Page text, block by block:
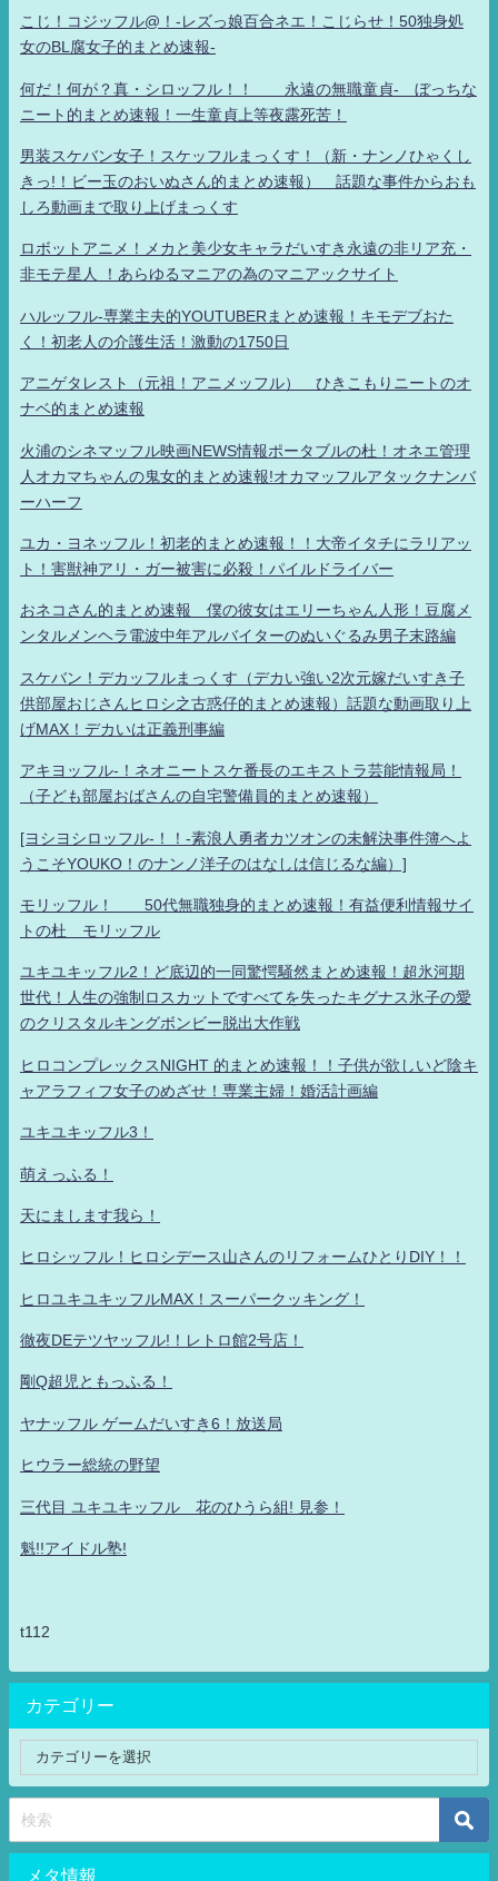
こじ！コジッフル@！-レズっ娘百合ネエ！こじらせ！50独身処
女のBL腐女子的まとめ速報-
何だ！何が？真・シロッフル！！ 永遠の無職童貞- ぼっちな
ニート的まとめ速報！一生童貞上等夜露死苦！
男装スケバン女子！スケッフルまっくす！（新・ナンノひゃくし
きっ!！ビー玉のおいぬさん的まとめ速報） 話題な事件からおも
しろ動画まで取り上げまっくす
ロボットアニメ！メカと美少女キャラだいすき永遠の非リア充・
非モテ星人 ！あらゆるマニアの為のマニアックサイト
ハルッフル-専業主夫的YOUTUBERまとめ速報！キモデブおた
く！初老人の介護生活！激動の1750日
アニゲタレスト（元祖！アニメッフル） ひきこもりニートのオ
ナベ的まとめ速報
火浦のシネマッフル映画NEWS情報ポータブルの杜！オネエ管理
人オカマちゃんの鬼女的まとめ速報!オカマッフルアタックナンバ
ーハーフ
ユカ・ヨネッフル！初老的まとめ速報！！大帝イタチにラリアッ
ト！害獣神アリ・ガー被害に必殺！パイルドライバー
おネコさん的まとめ速報 僕の彼女はエリーちゃん人形！豆腐メ
ンタルメンヘラ電波中年アルバイターのぬいぐるみ男子末路編
スケバン！デカッフルまっくす（デカい強い2次元嫁だいすき子
供部屋おじさんヒロシ之古惑仔的まとめ速報）話題な動画取り上
げMAX！デカいは正義刑事編
アキヨッフル-！ネオニートスケ番長のエキストラ芸能情報局！
（子ども部屋おばさんの自宅警備員的まとめ速報）
[ヨシヨシロッフル-！！-素浪人勇者カツオンの未解決事件簿へよ
うこそYOUKO！のナンノ洋子のはなしは信じるな編）]
モリッフル！ 50代無職独身的まとめ速報！有益便利情報サイ
トの杜 モリッフル
ユキユキッフル2！ど底辺的一同驚愕騒然まとめ速報！超氷河期
世代！人生の強制ロスカットですべてを失ったキグナス氷子の愛
のクリスタルキングボンビー脱出大作戦
ヒロコンプレックスNIGHT 的まとめ速報！！子供が欲しいど陰キ
ャアラフィフ女子のめざせ！専業主婦！婚活計画編
ユキユキッフル3！
萌えっふる！
天にまします我ら！
ヒロシッフル！ヒロシデース山さんのリフォームひとりDIY！！
ヒロユキユキッフルMAX！スーパークッキング！
徹夜DEテツヤッフル!！レトロ館2号店！
剛Q超児ともっふる！
ヤナッフル ゲームだいすき6！放送局
ヒウラー総統の野望
三代目 ユキユキッフル 花のひうら組! 見参！
魁!!アイドル塾!
t112
カテゴリー
メタ情報